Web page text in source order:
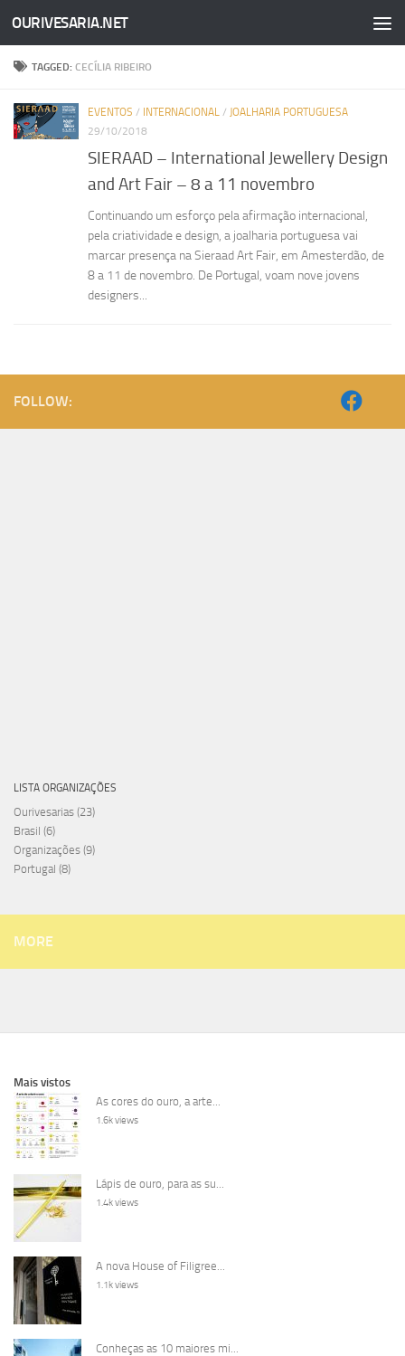
Skip to content
OURIVESARIA.NET
TAGGED:CECÍLIA RIBEIRO
EVENTOS / INTERNACIONAL / JOALHARIA PORTUGUESA
29/10/2018
SIERAAD – International Jewellery Design
and Art Fair – 8 a 11 novembro
Continuando um esforço pela afirmação internacional,
pela criatividade e design, a joalharia portuguesa vai
marcar presença na Sieraad Art Fair, em Amesterdão, de
8 a 11 de novembro. De Portugal, voam nove jovens
designers...
FOLLOW:
LISTA ORGANIZAÇÕES
Ourivesarias (23)
Brasil (6)
Organizações (9)
Portugal (8)
MORE
Mais vistos
As cores do ouro, a arte...
1.6k views
Lápis de ouro, para as su...
1.4k views
A nova House of Filigree...
1.1k views
Conheças as 10 maiores mi...